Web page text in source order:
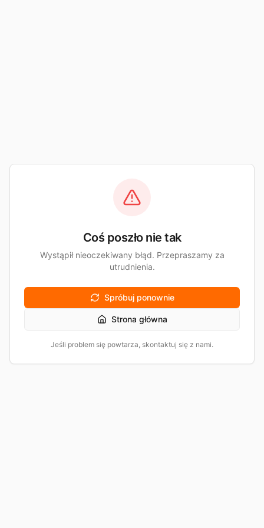
Coś poszło nie tak
Wystąpił nieoczekiwany błąd. Przepraszamy za
utrudnienia.
Spróbuj ponownie
Strona główna
Jeśli problem się powtarza, skontaktuj się z nami.